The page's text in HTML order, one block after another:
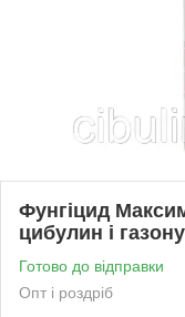
Фунгіцид
цибулин і
Готово до відправки
Опт і роздріб